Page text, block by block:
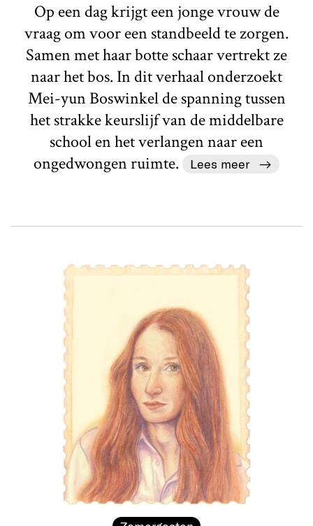
Op een dag krijgt een jonge vrouw de
vraag om voor een standbeeld te zorgen.
Samen met haar botte schaar vertrekt ze
naar het bos. In dit verhaal onderzoekt
Mei-yun Boswinkel de spanning tussen
het strakke keurslijf van de middelbare
school en het verlangen naar een
ongedwongen ruimte.
Lees meer